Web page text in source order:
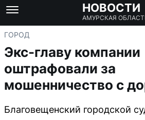
НОВОСТИ
АМУРСКАЯ
ГОРОД
Экс-главу компании
оштрафовали за
мошенничество с
Благовещенский городской